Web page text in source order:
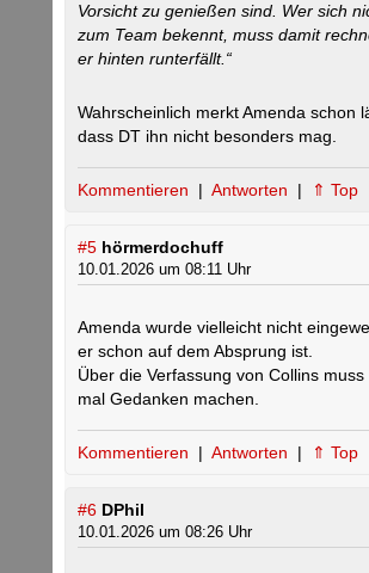
Vorsicht zu genießen sind. Wer sich
zum Team bekennt, muss damit
er hinten runterfällt.“
Wahrscheinlich merkt Amenda schon
dass DT ihn nicht besonders mag.
Kommentieren | Antworten | ⇑ Top
#5 hörmerdochuff
10.01.2026 um 08:11 Uhr
Amenda wurde vielleicht nicht
er schon auf dem Absprung ist.
Über die Verfassung von Collins muss
mal Gedanken machen.
Kommentieren | Antworten | ⇑ Top
#6 DPhil
10.01.2026 um 08:26 Uhr